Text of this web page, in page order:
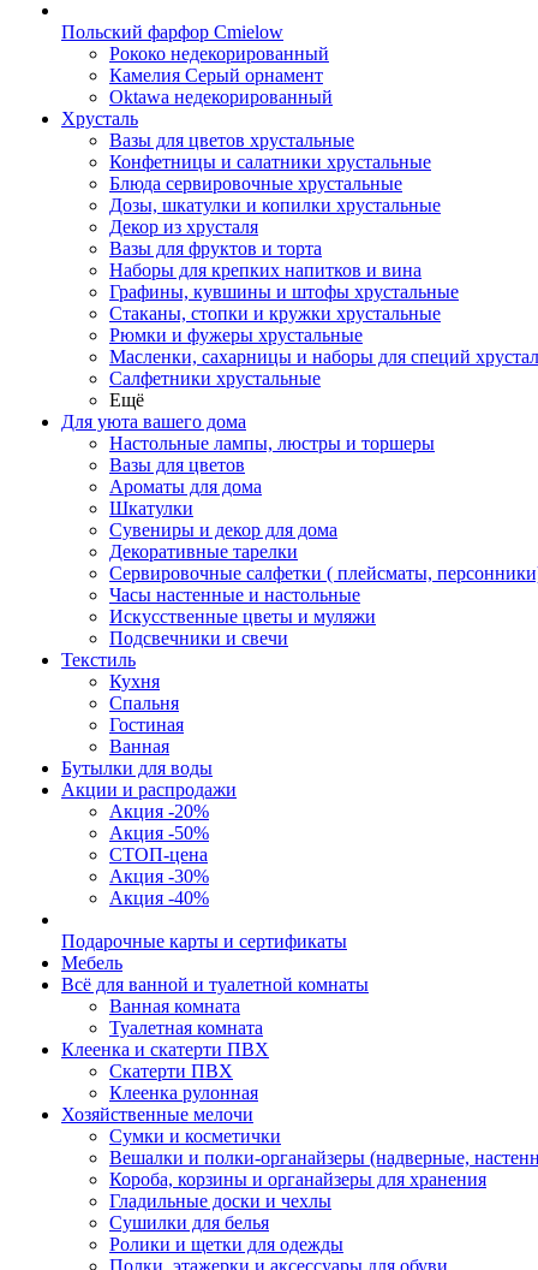
Польский фарфор Сmielow
Рококо недекорированный
Камелия Серый орнамент
Oktawa недекорированный
Хрусталь
Вазы для цветов хрустальные
Конфетницы и салатники хрустальные
Блюда сервировочные хрустальные
Дозы, шкатулки и копилки хрустальные
Декор из хрусталя
Вазы для фруктов и торта
Наборы для крепких напитков и вина
Графины, кувшины и штофы хрустальные
Стаканы, стопки и кружки хрустальные
Рюмки и фужеры хрустальные
Масленки, сахарницы и наборы для специй
Салфетники хрустальные
Ещё
Для уюта вашего дома
Настольные лампы, люстры и торшеры
Вазы для цветов
Ароматы для дома
Шкатулки
Сувениры и декор для дома
Декоративные тарелки
Сервировочные салфетки ( плейсматы,
Часы настенные и настольные
Искусственные цветы и муляжи
Подсвечники и свечи
Текстиль
Кухня
Спальня
Гостиная
Ванная
Бутылки для воды
Акции и распродажи
Акция -20%
Акция -50%
СТОП-цена
Акция -30%
Акция -40%
Подарочные карты и сертификаты
Мебель
Всё для ванной и туалетной комнаты
Ванная комната
Туалетная комната
Клеенка и скатерти ПВХ
Скатерти ПВХ
Клеенка рулонная
Хозяйственные мелочи
Сумки и косметички
Вешалки и полки-органайзеры (надверные,
Короба, корзины и органайзеры для хранения
Гладильные доски и чехлы
Сушилки для белья
Ролики и щетки для одежды
Полки, этажерки и аксессуары для обуви